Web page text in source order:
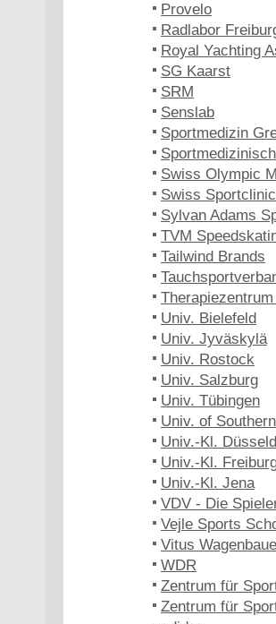
Provelo
Radlabor
Royal Yachting
SG Kaarst
SRM
Senslab
Sportmedizin
Swiss Olympic
Swiss Sportclinic
Sylvan Adams
TVM
Tailwind Brands
Univ. Bielefeld
Univ. Jyväskylä
Univ. Rostock
Univ. Salzburg
Univ. Tübingen
Univ. of
Univ.-Kl.
Univ.-Kl.
Univ.-Kl. Jena
VDV - Die
Vejle Sports
Vitus
WDR
Zentrum für
Zentrum für